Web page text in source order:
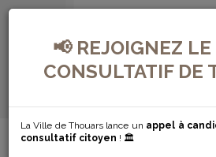
📢 REJOIGNEZ
CONSULTATIF DE
La Ville de Thouars lance un appel à
consultatif citoyen ! 🏛️
MENU DE